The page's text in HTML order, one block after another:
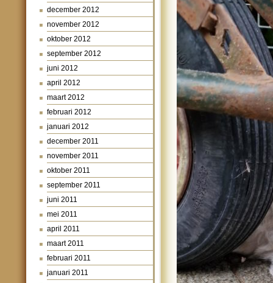
december 2012
november 2012
oktober 2012
september 2012
juni 2012
april 2012
maart 2012
februari 2012
januari 2012
december 2011
november 2011
oktober 2011
september 2011
juni 2011
mei 2011
april 2011
maart 2011
februari 2011
januari 2011